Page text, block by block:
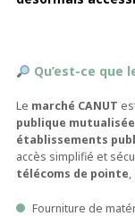
Qu’est-ce que
Le marché CANUT
publique mutualisée
établissements
accès simplifié et
télécoms de pointe
Fourniture de